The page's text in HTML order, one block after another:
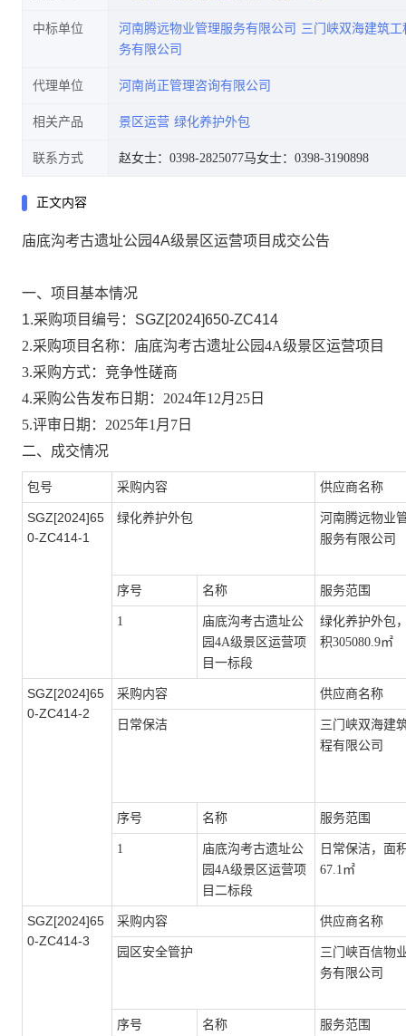
中标单位 河南腾远物业管理服务有限公司
三门峡双海建筑
务有限公司
代理单位 河南尚正管理咨询有限公司
相关产品 景区运营 绿化养护外包
联系方式 赵女士：0398-2825077马女士：0398-3190898
正文内容
庙底沟考古遗址公园4A级景区运营项目成交公告
一、项目基本情况
1.采购项目编号： SGZ[2024]650-ZC414
2.采购项目名称： 庙底沟考古遗址公园4A级景区运营项目
3.采购方式：竞争性磋商
4.采购公告发布日期：2024年12月 25 日
5.评审日期： 2025年1月7日
二、成交情况
包号 采购内容 供应商名称
SGZ[2024]65
0-ZC414-1
绿化养护外包
河南腾远物业
服务有限公司
序号 名称 服务范围
1
庙底沟考古遗址公
园4A级景区运营项
目一标段
绿化养护外包
积305080.9㎡
SGZ[2024]65
0-ZC414-2
采购内容 供应商名称
日常保洁
三门峡双海建
程有限公司
序号 名称 服务范围
1
庙底沟考古遗址公
园4A级景区运营项
目 二标段
日常保洁，面
67.1㎡
SGZ[2024]65
0-ZC414-3
采购内容 供应商名称
园区安全管护
三门峡百信物
务有限公司
序号 名称 服务范围